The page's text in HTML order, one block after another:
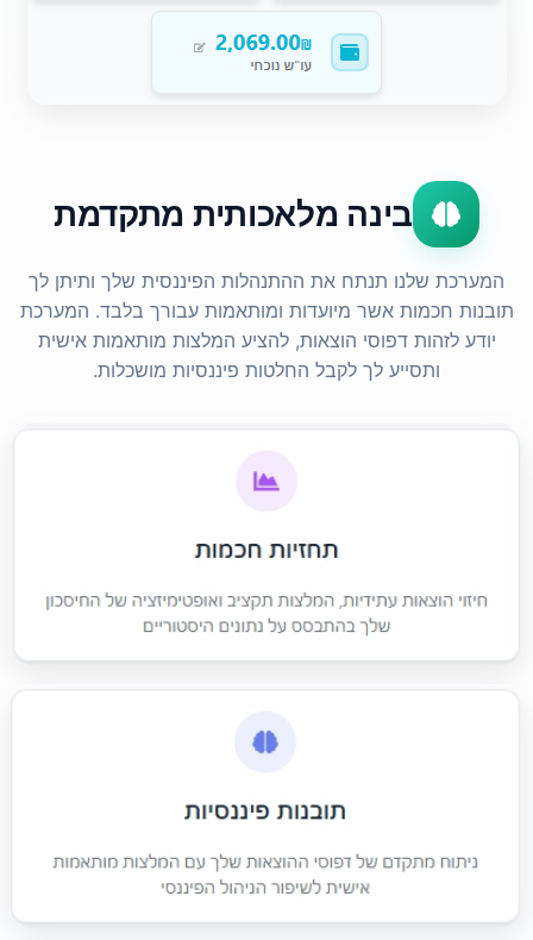
בינה מלאכותית מתקדמת
המערכת שלנו תנתח את ההתנהלות הפיננסית שלך ותיתן לך
תובנות חכמות אשר מיועדות ומותאמות עבורך בלבד. המערכת
יודע לזהות דפוסי הוצאות, להציע המלצות מותאמות אישית
ותסייע לך לקבל החלטות פיננסיות מושכלות.